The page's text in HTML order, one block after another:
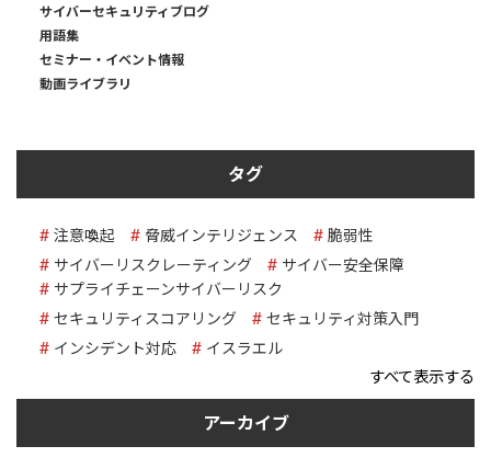
サイバーセキュリティブログ
用語集
セミナー・イベント情報
動画ライブラリ
タグ
注意喚起 脅威インテリジェンス
脆弱性
サイバーリスクレーティング
サイバー安全保障
サプライチェーンサイバーリスク
セキュリティスコアリング
セキュリティ対策入門
インシデント対応
イスラエル
すべて表示する
アーカイブ